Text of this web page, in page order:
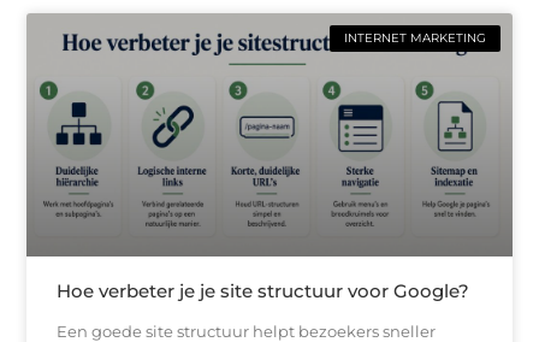
INTERNET MARKETING
Hoe verbeter je je site structuur voor Google?
Een goede site structuur helpt bezoekers sneller